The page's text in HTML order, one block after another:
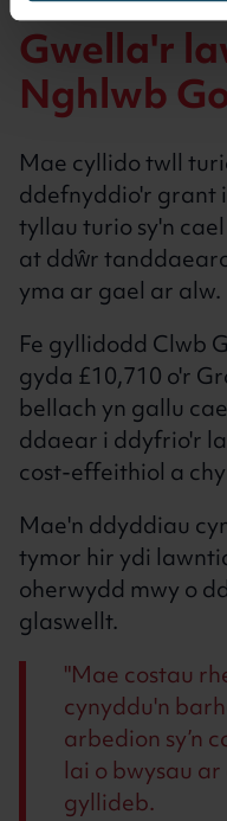
Gwella'r
Nghlwb
Mae cyllido twll
ddefnyddio'r grant
tyllau turio sy'n
at ddŵr
yma ar gael ar alw.
Fe gyllidodd Clwb
gyda £10,710 o'r
bellach yn gallu
ddaear i ddyfrio'r
cost-effeithiol a
Mae'n ddyddiau
tymor hir ydi
oherwydd mwy o
glaswellt.
Mae costau
cynyddu'n
arbedion sy’n
lai o bwysau
gyllideb.